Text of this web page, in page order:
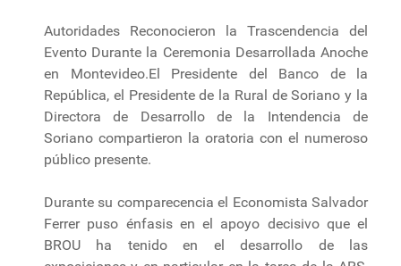
Autoridades Reconocieron la Trascendencia del
Evento Durante la Ceremonia Desarrollada Anoche
en Montevideo.El Presidente del Banco de la
República, el Presidente de la Rural de Soriano y la
Directora de Desarrollo de la Intendencia de
Soriano compartieron la oratoria con el numeroso
público presente.
Durante su comparecencia el Economista Salvador
Ferrer puso énfasis en el apoyo decisivo que el
BROU ha tenido en el desarrollo de las